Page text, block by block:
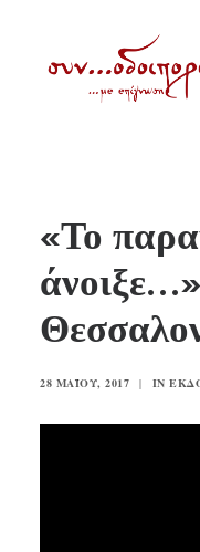
ΘΕΜΑΤΟΛΟΓΙΑ
ΑΝΑΚΟΙΝΩΣΕΙΣ
ΕΝΟΡΙΑ ΕΝ ΔΡΑΣΕΙ
«Το
28 ΜΑΪ́ΟΥ, 2017 | IN